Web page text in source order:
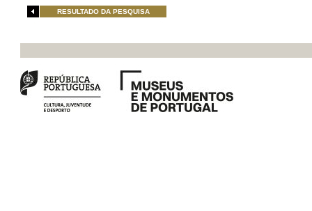
RESULTADO DA PESQUISA